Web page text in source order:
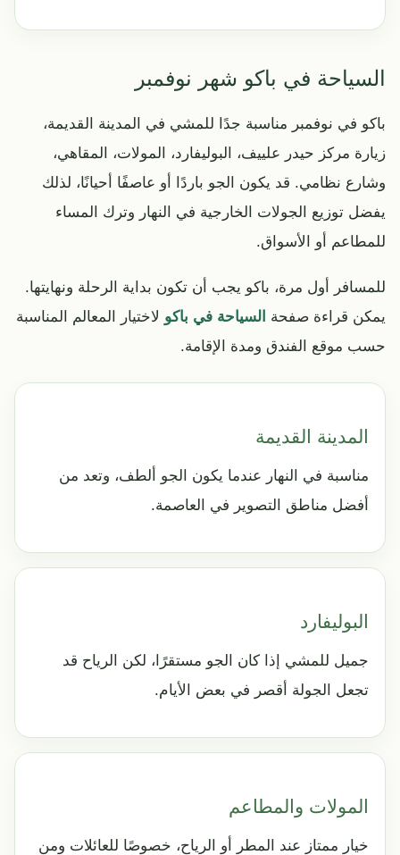
السياحة في باكو شهر نوفمبر
باكو في نوفمبر مناسبة جدًا للمشي في المدينة القديمة،
زيارة مركز حيدر علييف، البوليفارد، المولات، المقاهي،
وشارع نظامي. قد يكون الجو باردًا أو عاصفًا أحيانًا، لذلك
يفضل توزيع الجولات الخارجية في النهار وترك المساء
للمطاعم أو الأسواق.
للمسافر أول مرة، باكو يجب أن تكون بداية الرحلة ونهايتها.
يمكن قراءة صفحة السياحة في باكو لاختيار المعالم المناسبة
حسب موقع الفندق ومدة الإقامة.
المدينة القديمة
مناسبة في النهار عندما يكون الجو ألطف، وتعد من
أفضل مناطق التصوير في العاصمة.
البوليفارد
جميل للمشي إذا كان الجو مستقرًا، لكن الرياح قد
تجعل الجولة أقصر في بعض الأيام.
المولات والمطاعم
خيار ممتاز عند المطر أو الرياح، خصوصًا للعائلات ومن